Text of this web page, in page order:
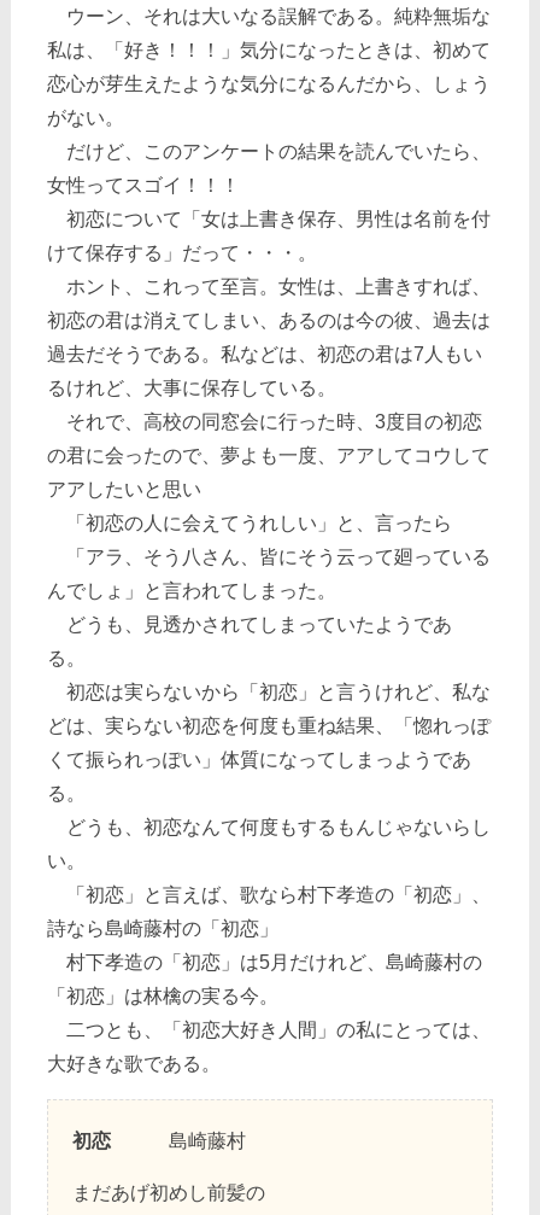
ウーン、それは大いなる誤解である。純粋無垢な
私は、「好き！！！」気分になったときは、初めて
恋心が芽生えたような気分になるんだから、しょう
がない。
だけど、このアンケートの結果を読んでいたら、
女性ってスゴイ！！！
初恋について「女は上書き保存、男性は名前を付
けて保存する」だって・・・。
ホント、これって至言。女性は、上書きすれば、
初恋の君は消えてしまい、あるのは今の彼、過去は
過去だそうである。私などは、初恋の君は7人もい
るけれど、大事に保存している。
それで、高校の同窓会に行った時、3度目の初恋
の君に会ったので、夢よも一度、アアしてコウして
アアしたいと思い
「初恋の人に会えてうれしい」と、言ったら
「アラ、そう八さん、皆にそう云って廻っている
んでしょ」と言われてしまった。
どうも、見透かされてしまっていたようであ
る。
初恋は実らないから「初恋」と言うけれど、私な
どは、実らない初恋を何度も重ね結果、「惚れっぽ
くて振られっぽい」体質になってしまっようであ
る。
どうも、初恋なんて何度もするもんじゃないらし
い。
「初恋」と言えば、歌なら村下孝造の「初恋」、
詩なら島崎藤村の「初恋」
村下孝造の「初恋」は5月だけれど、島崎藤村の
「初恋」は林檎の実る今。
二つとも、「初恋大好き人間」の私にとっては、
大好きな歌である。
初恋島崎藤村
まだあげ初めし前髪の